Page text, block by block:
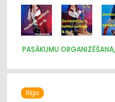
PASĀKUMU
Rīga